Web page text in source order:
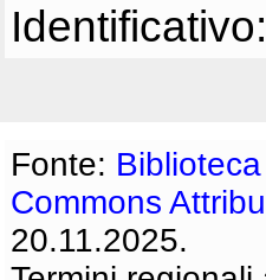
Identificativo:
Fonte:
Commons
20.11.2025.